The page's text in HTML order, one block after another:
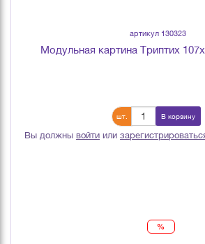
артикул 130323
Модульная картина Триптих
шт. В корзину
Вы должны войти или
%